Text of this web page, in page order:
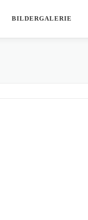
BILDERGALERIE